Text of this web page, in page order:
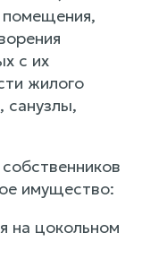
с их
жилого
санузлы,
имущество:
на цокольном